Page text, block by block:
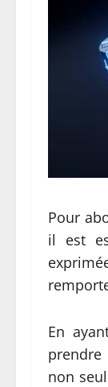
Pour
il est
En
prendre
non